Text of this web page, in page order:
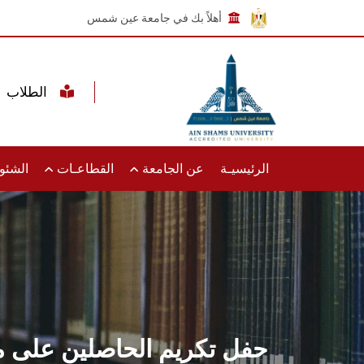
أهلاً بك في جامعة عين شمس
الرئيسيـة عن الجامعة القطاعـات
حفل تكريم الحاصلين على